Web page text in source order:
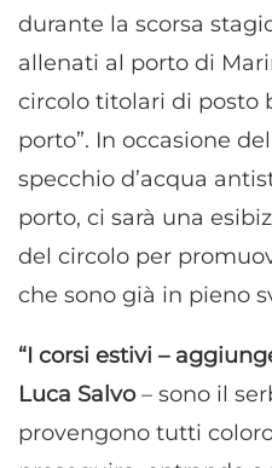
durante la scorsa
allenati al porto di
circolo titolari di posto
porto”. In occasione
specchio d’acqua
porto, ci sarà una
del circolo per
che sono già in pieno
“I corsi estivi –
Luca Salvo– sono il
provengono tutti